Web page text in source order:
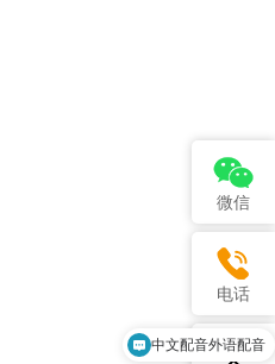
微信
电话
中文配音外语配音